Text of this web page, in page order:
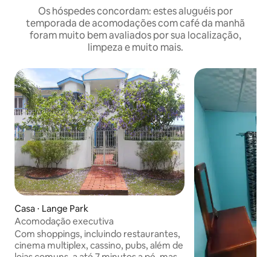
Os hóspedes concordam: estes aluguéis por
temporada de acomodações com café da manhã
foram muito bem avaliados por sua localização,
limpeza e muito mais.
Casa ⋅ Lange Park
Acomodação executiva
Com shoppings, incluindo restaurantes,
cinema multiplex, cassino, pubs, além de